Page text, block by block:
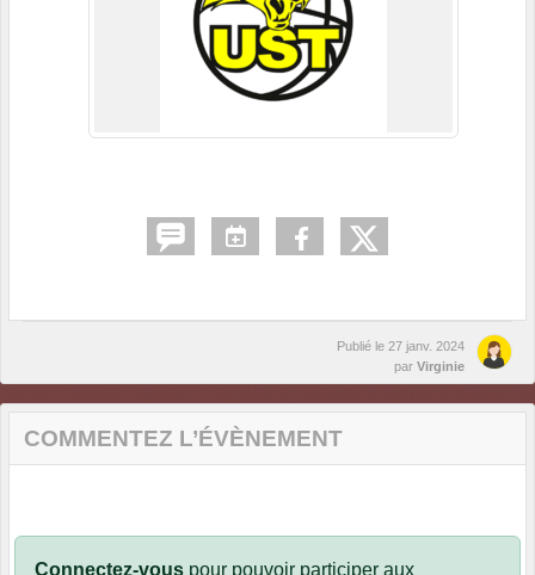
Publié le 27 janv. 2024
par Virginie
COMMENTEZ L’ÉVÈNEMENT
Connectez-vous pour pouvoir participer aux